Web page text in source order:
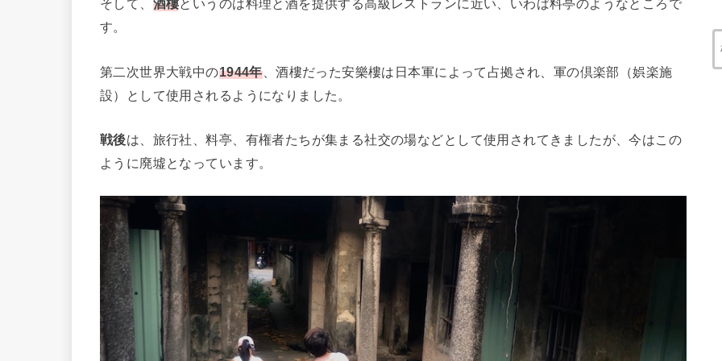
そして、 酒樓というのは料理と酒を提供する高級レストランに近い、いわば料亭のようなところで
す。
第二次世界大戦中の1944年、酒樓だった安樂樓は日本軍によって占拠され、軍の倶楽部（娯楽施
設）として使用されるようになりました。
戦後は、旅行社、料亭、有権者たちが集まる社交の場などとして使用されてきましたが、今はこの
ように廃墟となっています。